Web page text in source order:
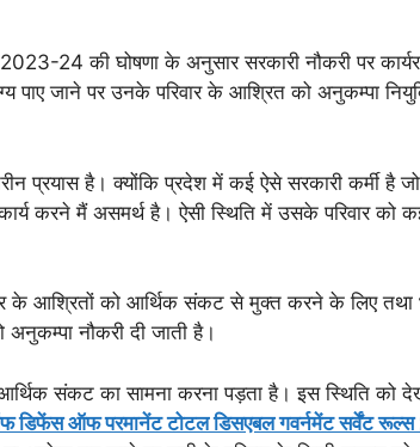
24 की घोषणा के अनुसार सरकारी नौकरी पर
पाए जाने पर उनके परिवार के आश्रित को अनुकम्पा
प्रयास है। क्योंकि प्रदेश में कई ऐसे सरकारी कर्मी है
करने मैं असमर्थ है। ऐसी स्थिति में उसके परिवार को
के आश्रितों को आर्थिक संकट से मुक्त करने के लिए तथा
नौकरी दी जाती है।
संकट का सामना करना पड़ता है। इस स्थिति को
डिफेंस ऑफ परमानेंट टोटल डिसएबल गवर्नमेंट सर्वेंट